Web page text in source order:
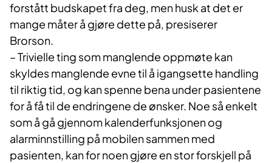
forstått budskapet fra deg, men husk at det er
mange måter å gjøre dette på, presiserer
Brorson.
– Trivielle ting som manglende oppmøte kan
skyldes manglende evne til å igangsette handling
til riktig tid, og kan spenne bena under pasientene
for å få til de endringene de ønsker. Noe så enkelt
som å gå gjennom kalenderfunksjonen og
alarminnstilling på mobilen sammen med
pasienten, kan for noen gjøre en stor forskjell på